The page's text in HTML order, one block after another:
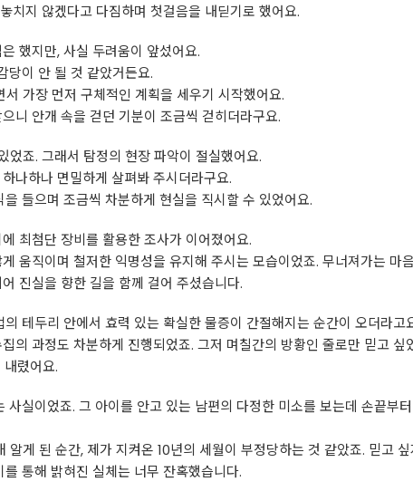
치지 않겠다고 다짐하며 첫걸음을 내딛기로 했어요.
했지만, 사실 두려움이 앞섰어요.
당이 안 될 것 같았거든요.
가장 먼저 구체적인 계획을 세우기 시작했어요.
니 안개 속을 걷던 기분이 조금씩 걷히더라구요.
죠. 그래서 탐정의 현장 파악이 절실했어요.
나하나 면밀하게 살펴봐 주시더라구요.
들으며 조금씩 차분하게 현실을 직시할 수 있었어요.
최첨단 장비를 활용한 조사가 이어졌어요.
움직이며 철저한 익명성을 유지해 주시는 모습이었죠. 무너져가는 마
진실을 향한 길을 함께 걸어 주셨습니다.
테두리 안에서 효력 있는 확실한 물증이 간절해지는 순간이 오더라고
의 과정도 차분하게 진행되었죠. 그저 며칠간의 방황인 줄로만 믿고 싶
렸어요.
실이었죠. 그 아이를 안고 있는 남편의 다정한 미소를 보는데 손끝부
게 된 순간, 제가 지켜온 10년의 세월이 부정당하는 것 같았죠. 믿고
통해 밝혀진 실체는 너무 잔혹했습니다.